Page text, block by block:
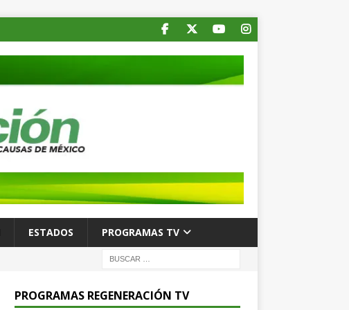
ESTADOS PROGRAMAS TV
PROGRAMAS REGENERACIÓN TV